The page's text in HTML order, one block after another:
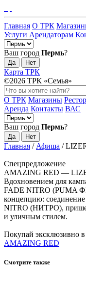
Главная О ТРК
Услуги Арендаторам
Ваш город Пермь?
Да Нет
Карта ТРК
©2026 ТРК «Семья»
О ТРК Магазины
Аренда Контакты ВАС
Ваш город Пермь?
Да Нет
Главная / Афиша /
Спецпредложение
AMAZING RED —
Вдохновением для
FADE NITRO (PUMA
концепцию:
NITRO (НИТРО),
и уличным стилем.
Покупай эксклюзивно
AMAZING RED
Смотрите также